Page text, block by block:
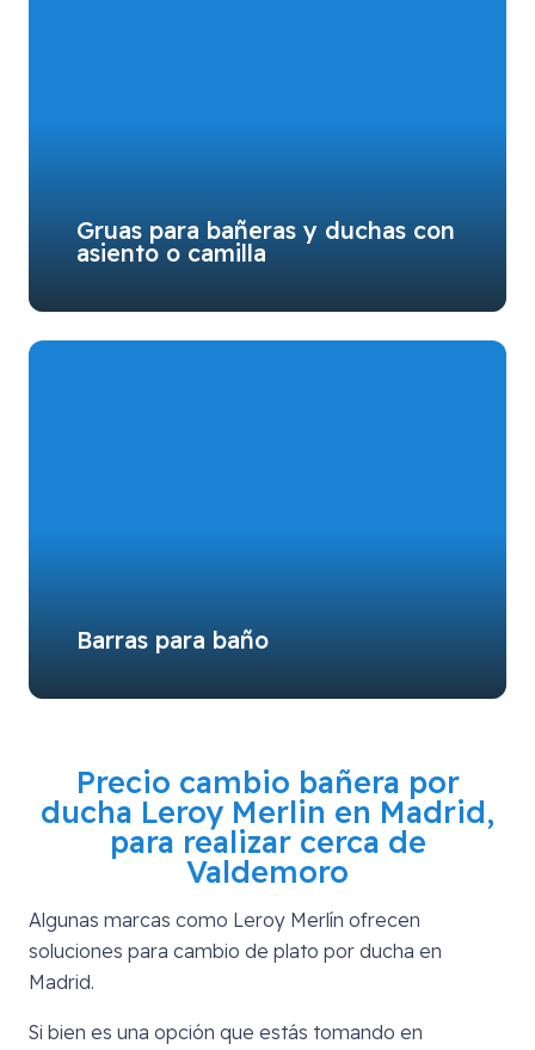
Gruas para bañeras y duchas con
asiento o camilla
Barras para baño
Precio cambio bañera por
ducha Leroy Merlin en Madrid,
para realizar cerca de
Valdemoro
Algunas marcas como Leroy Merlín ofrecen
soluciones para cambio de plato por ducha en
Madrid.
Si bien es una opción que estás tomando en